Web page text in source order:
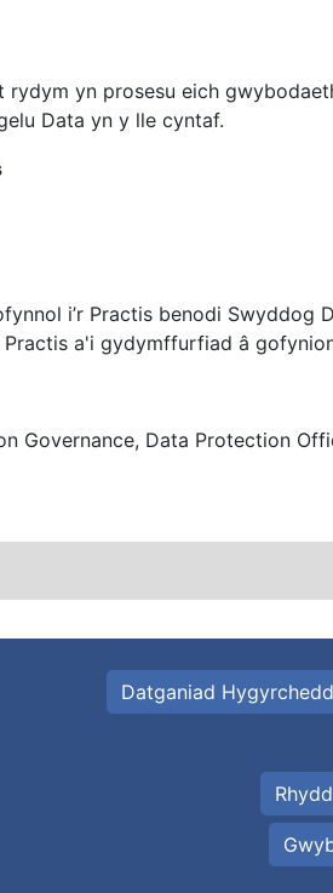
rydym yn prosesu eich
Data yn y lle cyntaf.
i’r Practis benodi Swyddog
a'i gydymffurfiad â
Governance, Data Protection
Datganiad Hygyrchedd